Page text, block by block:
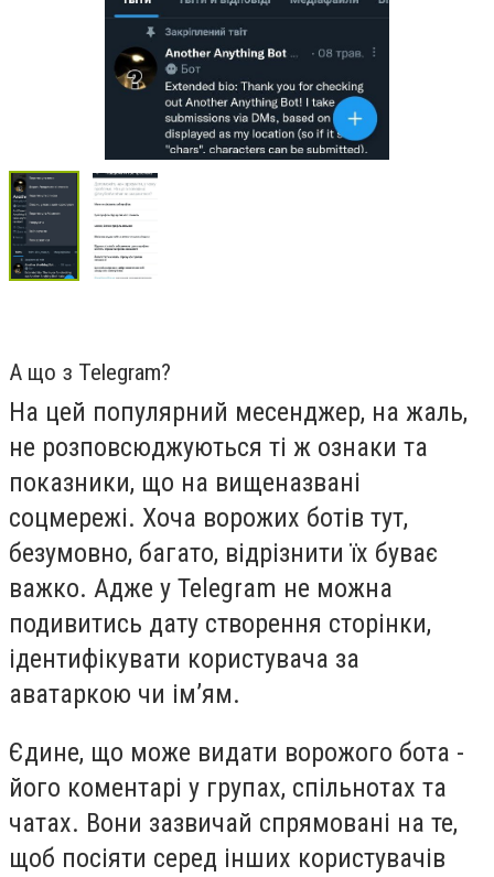
А що з Telegram?
На цей популярний месенджер, на жаль,
не розповсюджуються ті ж ознаки та
показники, що на вищеназвані
соцмережі. Хоча ворожих ботів тут,
безумовно, багато, відрізнити їх буває
важко. Адже у Telegram не можна
подивитись дату створення сторінки,
ідентифікувати користувача за
аватаркою чи ім’ям.
Єдине, що може видати ворожого бота -
його коментарі у групах, спільнотах та
чатах. Вони зазвичай спрямовані на те,
щоб посіяти серед інших користувачів